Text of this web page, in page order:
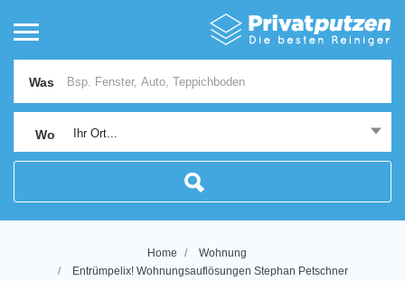
Was
Wo Ihr Ort...
Home
Wohnung
Entrümpelix! Wohnungsauflösungen Stephan Petschner